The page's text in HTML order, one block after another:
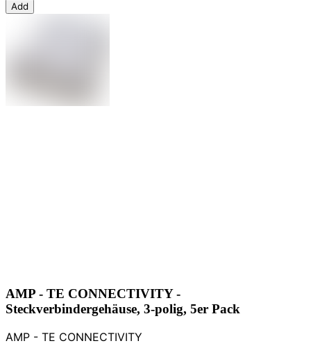
Add
AMP - TE CONNECTIVITY -
Steckverbindergehäuse, 3-polig, 5er Pack
AMP - TE CONNECTIVITY